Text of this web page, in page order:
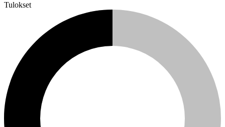
Tulokset